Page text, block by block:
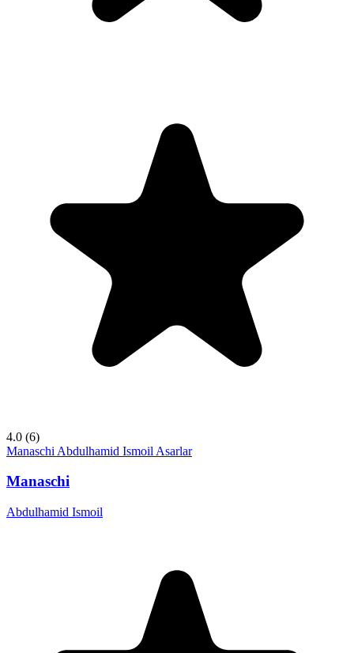
4.0 (6)
Manaschi Abdulhamid Ismoil Asarlar
Manaschi
Abdulhamid Ismoil